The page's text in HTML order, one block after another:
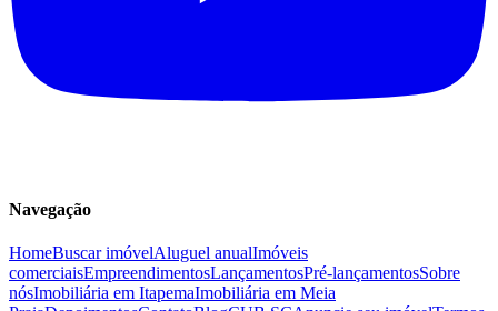
Navegação
HomeBuscar imóvelAluguel anualImóveis
comerciaisEmpreendimentosLançamentosPré-lançamentosSobre
nósImobiliária em ItapemaImobiliária em Meia